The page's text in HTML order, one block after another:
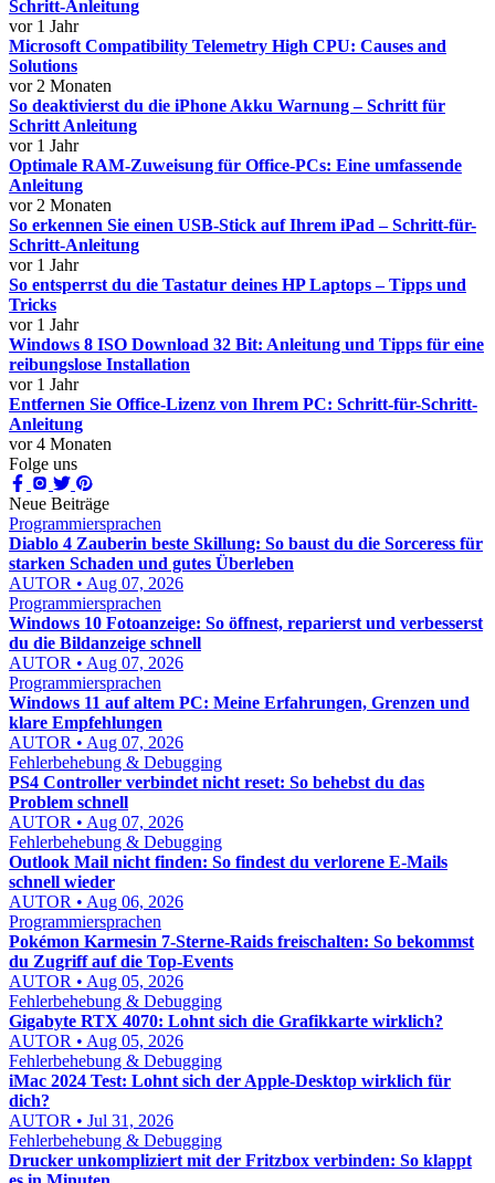
Schritt-Anleitung
vor 1 Jahr
Microsoft Compatibility Telemetry High CPU: Causes and
Solutions
vor 2 Monaten
So deaktivierst du die iPhone Akku Warnung – Schritt für
Schritt Anleitung
vor 1 Jahr
Optimale RAM-Zuweisung für Office-PCs: Eine umfassende
Anleitung
vor 2 Monaten
So erkennen Sie einen USB-Stick auf Ihrem iPad – Schritt-für-
Schritt-Anleitung
vor 1 Jahr
So entsperrst du die Tastatur deines HP Laptops – Tipps und
Tricks
vor 1 Jahr
Windows 8 ISO Download 32 Bit: Anleitung und Tipps für eine
reibungslose Installation
vor 1 Jahr
Entfernen Sie Office-Lizenz von Ihrem PC: Schritt-für-Schritt-
Anleitung
vor 4 Monaten
Folge uns
Neue Beiträge
Programmiersprachen
Diablo 4 Zauberin beste Skillung: So baust du die Sorceress für
starken Schaden und gutes Überleben
AUTOR • Aug 07, 2026
Programmiersprachen
Windows 10 Fotoanzeige: So öffnest, reparierst und verbesserst
du die Bildanzeige schnell
AUTOR • Aug 07, 2026
Programmiersprachen
Windows 11 auf altem PC: Meine Erfahrungen, Grenzen und
klare Empfehlungen
AUTOR • Aug 07, 2026
Fehlerbehebung & Debugging
PS4 Controller verbindet nicht reset: So behebst du das
Problem schnell
AUTOR • Aug 07, 2026
Fehlerbehebung & Debugging
Outlook Mail nicht finden: So findest du verlorene E-Mails
schnell wieder
AUTOR • Aug 06, 2026
Programmiersprachen
Pokémon Karmesin 7-Sterne-Raids freischalten: So bekommst
du Zugriff auf die Top-Events
AUTOR • Aug 05, 2026
Fehlerbehebung & Debugging
Gigabyte RTX 4070: Lohnt sich die Grafikkarte wirklich?
AUTOR • Aug 05, 2026
Fehlerbehebung & Debugging
iMac 2024 Test: Lohnt sich der Apple-Desktop wirklich für
dich?
AUTOR • Jul 31, 2026
Fehlerbehebung & Debugging
Drucker unkompliziert mit der Fritzbox verbinden: So klappt